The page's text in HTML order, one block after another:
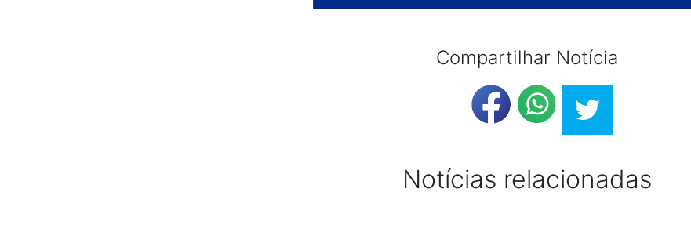
Compartilhar Notícia
Notícias relacionadas